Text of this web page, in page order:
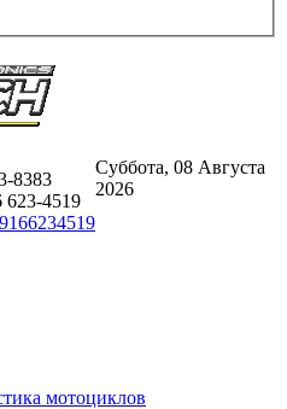
8383
623-4519
Суббота, 08 Августа
2026
мотоциклов